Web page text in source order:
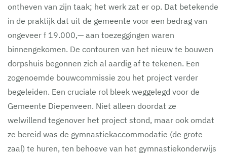
ontheven van zijn taak; het werk zat er op. Dat betekende
in de praktijk dat uit de gemeente voor een bedrag van
ongeveer f 19.000,— aan toezeggingen waren
binnengekomen. De contouren van het nieuw te bouwen
dorpshuis begonnen zich al aardig af te tekenen. Een
zogenoemde bouwcommissie zou het project verder
begeleiden. Een cruciale rol bleek weggelegd voor de
Gemeente Diepenveen. Niet alleen doordat ze
welwillend tegenover het project stond, maar ook omdat
ze bereid was de gymnastiekaccommodatie (de grote
zaal) te huren, ten behoeve van het gymnastiekonderwijs